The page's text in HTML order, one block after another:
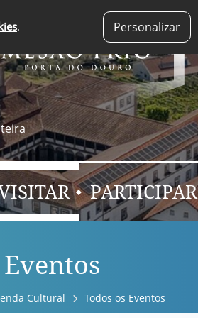
. Personalizar
PARTICIPAR
Cultural Todos os Eventos